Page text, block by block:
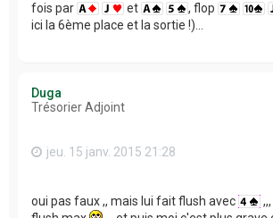
fois par
et , flop
ici la 6ème place et la sortie !)...
Duga
Trésorier Adjoint
jeu. 15 janv. 2015 21:28
oui pas faux ,, mais lui fait flush avec